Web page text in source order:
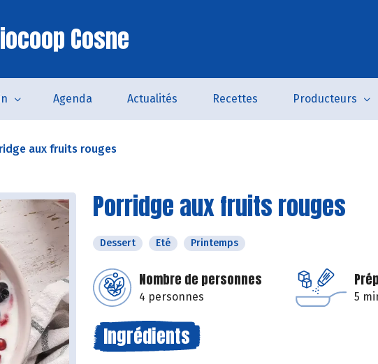
Cosne
Agenda Actualités Recettes Producteurs
aux fruits rouges
Porridge aux fruits rouges
Dessert Eté Printemps
Nombre de personnes
4 personnes 5
Ingrédients